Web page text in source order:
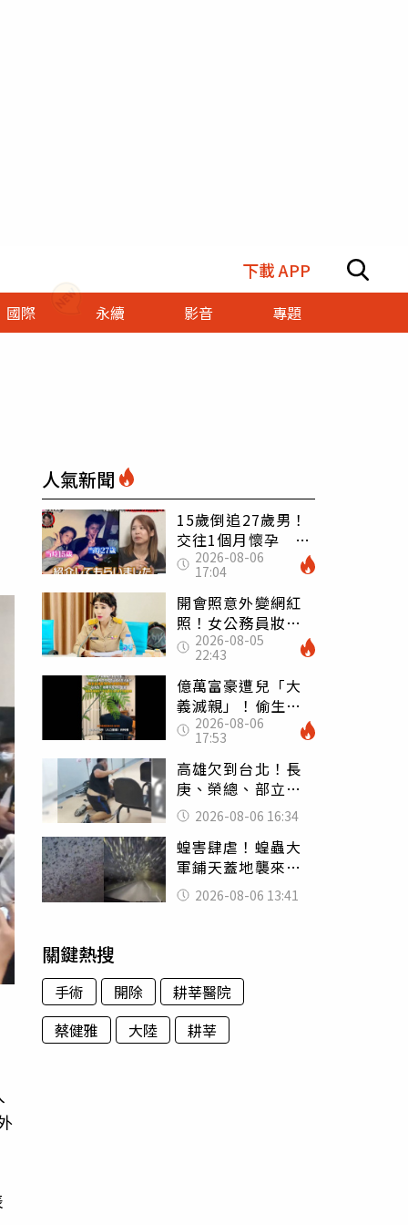
下載 APP
國際 永續 影音 專題
人氣新聞
15歲倒追27歲男！
交往1個月懷孕 36
歲當阿嬤故事曝光
2026-08-06
17:04
開會照意外變網紅
照！女公務員妝容
掀2千則留言 本人
怒嗆：化妝有錯嗎
2026-08-05
22:43
億萬富豪遭兒「大
義滅親」！偷生子
怕曝光 竟盜鄰居
身份辦假證落戶
2026-08-06
17:53
高雄欠到台北！長
庚、榮總、部立醫
院都受害 「醫療
暴力男」離譜紀錄
曝光
2026-08-06 16:34
蝗害肆虐！蝗蟲大
軍鋪天蓋地襲來宛
如末日 網驚：聖
經十災
2026-08-06 13:41
關鍵熱搜
手術 開除
耕莘醫院
蔡健雅
大陸 耕莘